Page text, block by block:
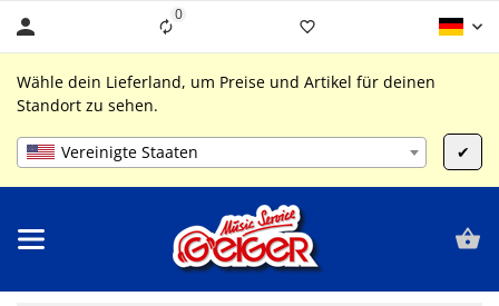
0Liste ist leer
Wähle dein Lieferland, um Preise und Artikel für deinen
Standort zu sehen.
Vereinigte Staaten ✔